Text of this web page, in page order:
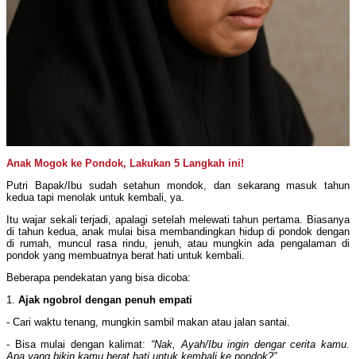
Anak Mogok ke Pondok, Lakukan 5 Langkah ini!
Putri Bapak/Ibu sudah setahun mondok, dan sekarang masuk tahun
kedua tapi menolak untuk kembali, ya.
Itu wajar sekali terjadi, apalagi setelah melewati tahun pertama. Biasanya
di tahun kedua, anak mulai bisa membandingkan hidup di pondok dengan
di rumah, muncul rasa rindu, jenuh, atau mungkin ada pengalaman di
pondok yang membuatnya berat hati untuk kembali.
Beberapa pendekatan yang bisa dicoba:
1. Ajak ngobrol dengan penuh empati
- Cari waktu tenang, mungkin sambil makan atau jalan santai.
- Bisa mulai dengan kalimat: “Nak, Ayah/Ibu ingin dengar cerita kamu.
Apa yang bikin kamu berat hati untuk kembali ke pondok?”